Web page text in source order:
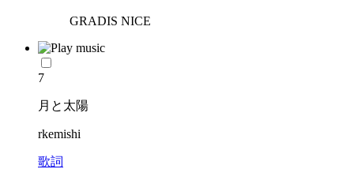
GRADIS NICE
7
月と太陽
rkemishi
歌詞